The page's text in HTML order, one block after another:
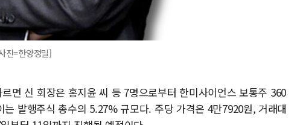
진=한양정밀]
면 신 회장은 홍지윤 씨 등 7명으로부터 한미사이언스 보통주 360
발행주식 총수의 5.27% 규모다. 주당 가격은 4만7920원, 거래대